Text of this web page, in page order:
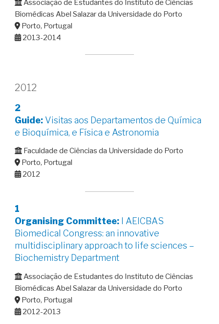
Associação de Estudantes do Instituto de Ciências
Biomédicas Abel Salazar da Universidade do Porto
Porto, Portugal
2013-2014
2012
2
Guide: Visitas aos Departamentos de Química
e Bioquímica, e Física e Astronomia
Faculdade de Ciências da Universidade do Porto
Porto, Portugal
2012
1
Organising Committee: I AEICBAS
Biomedical Congress: an innovative
multidisciplinary approach to life sciences –
Biochemistry Department
Associação de Estudantes do Instituto de Ciências
Biomédicas Abel Salazar da Universidade do Porto
Porto, Portugal
2012-2013